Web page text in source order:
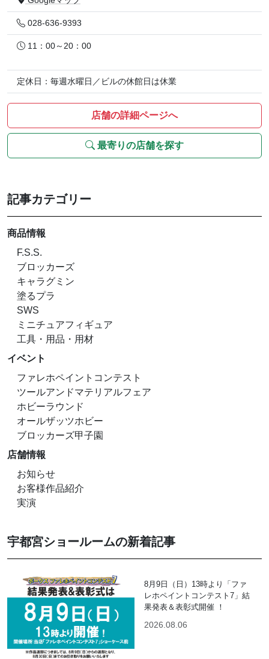
028-636-9393
11：00～20：00
定休日：毎週水曜日／ビルの休館日は休業
店舗の詳細ページへ
最寄りの店舗を探す
記事カテゴリー
商品情報
F.S.S.
ブロッカーズ
キャラグミン
塗るプラ
SWS
ミニチュアフィギュア
工具・用品・用材
イベント
ファレホペイントコンテスト
ツールアンドマテリアルフェア
ホビーラウンド
オールザッツホビー
ブロッカーズ甲子園
店舗情報
お知らせ
お客様作品紹介
実演
宇都宮ショールームの新着記事
8月9日（日）13時より「ファ
レホペイントコンテスト7」結
果発表＆表彰式開催 ！
2026.08.06